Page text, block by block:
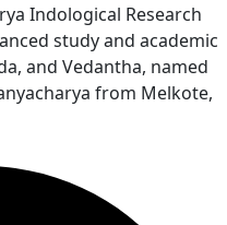
Indological Research
study and academic
and Vedantha, named
from Melkote,